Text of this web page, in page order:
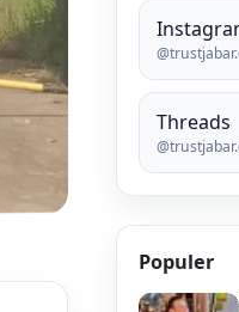
Threads
Populer